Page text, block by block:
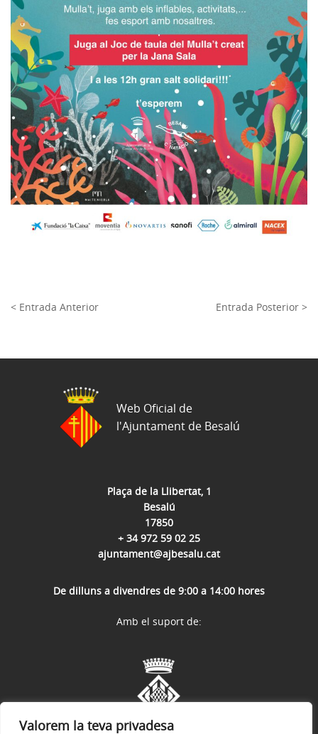
Valorem la teva privadesa
< Entrada Anterior Entrada Posterior >
Plaça de la Llibertat, 1
Besalú
17850
+ 34 972 59 02 25
ajuntament@ajbesalu.cat
De dilluns a divendres de 9:00 a 14:00 hores
Web Oficial de
l'Ajuntament de Besalú
Amb el suport de: